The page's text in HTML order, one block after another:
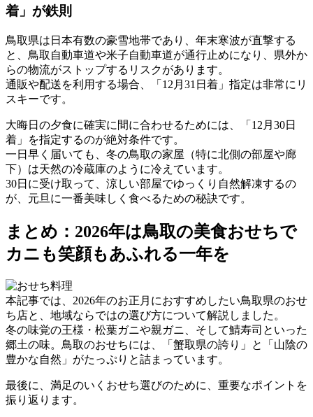
着」が鉄則
鳥取県は日本有数の豪雪地帯であり、年末寒波が直撃する
と、鳥取自動車道や米子自動車道が通行止めになり、県外か
らの物流がストップするリスクがあります。
通販や配送を利用する場合、
「12月31日着」指定は非常にリ
スキーです。
大晦日の夕食に確実に間に合わせるためには、
「12月30日
着」を指定するのが絶対条件です。
一日早く届いても、冬の鳥取の家屋（特に北側の部屋や廊
下）は天然の冷蔵庫のように冷えています。
30日に受け取って、涼しい部屋でゆっくり自然解凍するの
が、元旦に一番美味しく食べるための秘訣です。
まとめ：2026年は鳥取の美食おせちで
カニも笑顔もあふれる一年を
本記事では、2026年のお正月におすすめしたい鳥取県のおせ
ち店と、地域ならではの選び方について解説しました。
冬の味覚の王様・松葉ガニや親ガニ、そして鯖寿司といった
郷土の味。鳥取のおせちには、
「蟹取県の誇り」と「山陰の
豊かな自然」 がたっぷりと詰まっています。
最後に、満足のいくおせち選びのために、重要なポイントを
振り返ります。